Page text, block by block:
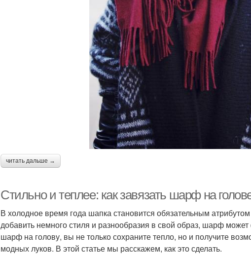
читать дальше →
Стильно и теплее: как завязать шарф на
В холодное время года шапка становится обязательным
добавить немного стиля и разнообразия в свой образ, шарф
шарф на голову, вы не только сохраните тепло, но и получите
модных луков. В этой статье мы расскажем, как это сделать.